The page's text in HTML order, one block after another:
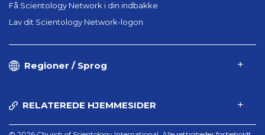
Få Scientology Network i din indbakke
Lav dit Scientology Network-logon
Regioner / Sprog
RELATEREDE HJEMMESIDER